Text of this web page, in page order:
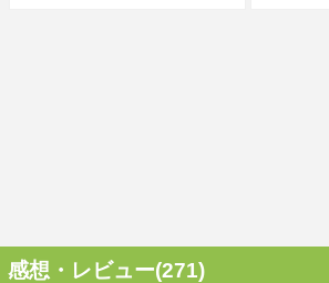
感想・レビュー(271)